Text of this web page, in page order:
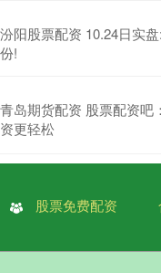
汾阳股票配资 10.24日实
份!
青岛期货配资 股票配资吧
资更轻松
股票免费配资